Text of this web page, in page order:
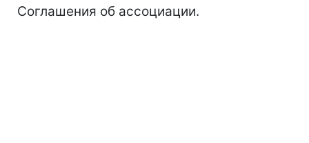
Соглашения об ассоциации.